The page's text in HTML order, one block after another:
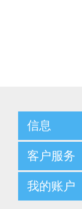
信息
客户服务
我的账户